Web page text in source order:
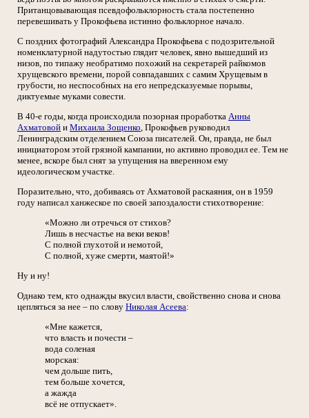
Пританцовывающая псевдофольклорность стала постепенно
перевешивать у Прокофьева истинно фольклорное начало.
С поздних фотографий Александра Прокофьева с подозрительной
номенклатурной надутостью глядит человек, явно вышедший из
низов, по типажу необратимо похожий на секретарей райкомов
хрущевского времени, порой совпадавших с самим Хрущевым в
грубости, но неспособных на его непредсказуемые порывы,
диктуемые муками совести.
В 40-е годы, когда происходила позорная проработка Анны
Ахматовой и Михаила Зощенко, Прокофьев руководил
Ленинградским отделением Союза писателей. Он, правда, не был
инициатором этой грязной кампании, но активно проводил ее. Тем не
менее, вскоре был снят за упущения на вверенном ему
идеологическом участке.
Поразительно, что, добиваясь от Ахматовой раскаяния, он в 1959
году написал ханжеское по своей запоздалости стихотворение:
«Можно ли отречься от стихов?
Лишь в несчастье на веки веков!
С полной глухотой и немотой,
С полной, хуже смерти, маятой!»
Ну и ну!
Однако тем, кто однажды вкусил власти, свойственно снова и снова
цепляться за нее – по слову Николая Асеева:
«Мне кажется,
что власть и почести –
вода соленая
морская:
чем дольше пить,
тем больше хочется,
а жажда
всё не отпускает».